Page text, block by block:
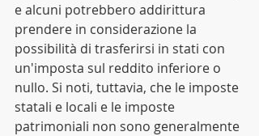
e alcuni potrebbero addirittura
prendere in considerazione la
possibilità di trasferirsi in stati con
un'imposta sul reddito inferiore o
nullo. Si noti, tuttavia, che le imposte
statali e locali e le imposte
patrimoniali non sono generalmente